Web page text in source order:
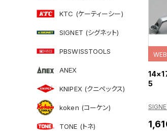
KTC (ケーティーシー)
SIGNET (シグネット)
PBSWISSTOOLS
ANEX
KNIPEX (クニペックス)
koken (コーケン)
TONE (トネ)
5